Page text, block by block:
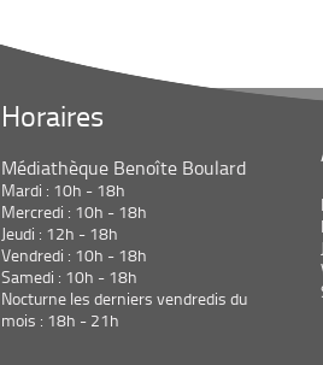
Horaires
Médiathèque Benoîte Boulard
Mardi : 10h - 18h
Mercredi : 10h - 18h
Jeudi : 12h - 18h
Vendredi : 10h - 18h
Samedi : 10h - 18h
Nocturne les derniers vendredis du
mois : 18h - 21h